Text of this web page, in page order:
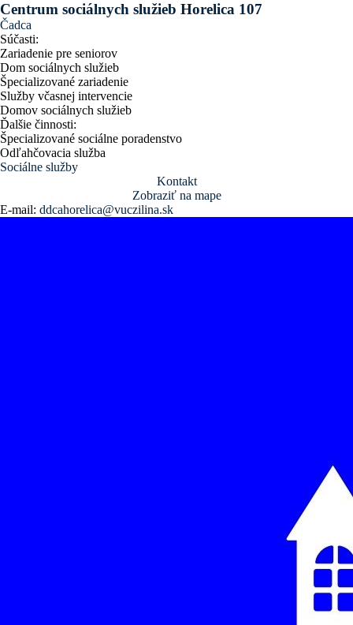
Centrum sociálnych služieb Horelica 107
Čadca
Súčasti:
Zariadenie pre seniorov
Dom sociálnych služieb
Špecializované zariadenie
Služby včasnej intervencie
Domov sociálnych služieb
Ďalšie činnosti:
Špecializované sociálne poradenstvo
Odľahčovacia služba
Sociálne služby
Kontakt
Zobraziť na mape
E-mail: ddcahorelica@vuczilina.sk